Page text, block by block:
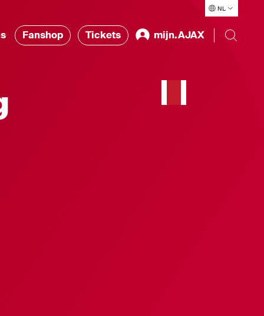
NL
Fanshop Tickets mijn.AJAX